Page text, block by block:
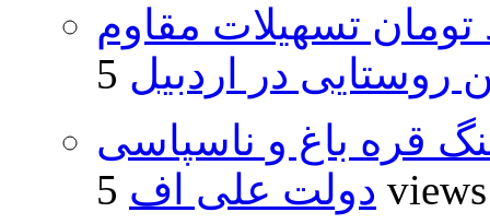
و ۴۸۰ میلیارد تومان تسهیلات مقاوم
در اردبیل
قره باغ و ناسپاسی
دولت علی اف 5 views